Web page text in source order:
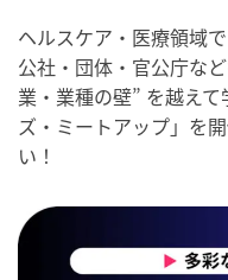
ヘルスケア・医療領域
公社・団体・官公庁な
業・業種の壁” を越え
ズ・ミートアップ」を
い！